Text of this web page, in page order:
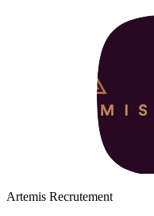
Artemis Recrutement